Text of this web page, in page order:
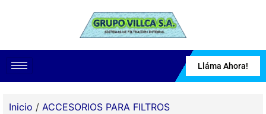
Lláma Ahora!
Inicio / ACCESORIOS PARA FILTROS